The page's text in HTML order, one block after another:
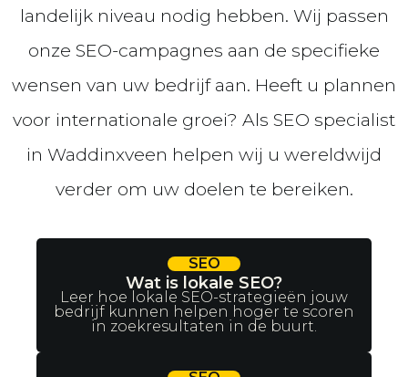
landelijk niveau nodig hebben. Wij passen
onze SEO-campagnes aan de specifieke
wensen van uw bedrijf aan. Heeft u plannen
voor internationale groei? Als SEO specialist
in Waddinxveen helpen wij u wereldwijd
verder om uw doelen te bereiken.
SEO
Wat is lokale SEO?
Leer hoe lokale SEO-strategieën jouw
bedrijf kunnen helpen hoger te scoren
in zoekresultaten in de buurt.